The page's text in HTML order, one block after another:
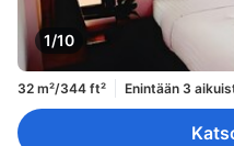
1/10
32 m²/344 ft² Enintään 3